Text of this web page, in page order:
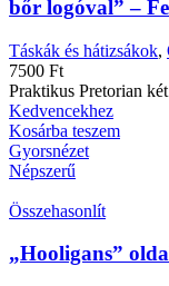
bőr logóval” –
Táskák és hátizsákok,
7500 Ft
Praktikus Pretorian
Kedvencekhez
Kosárba teszem
Gyorsnézet
Népszerű
Összehasonlít
„Hooligans”